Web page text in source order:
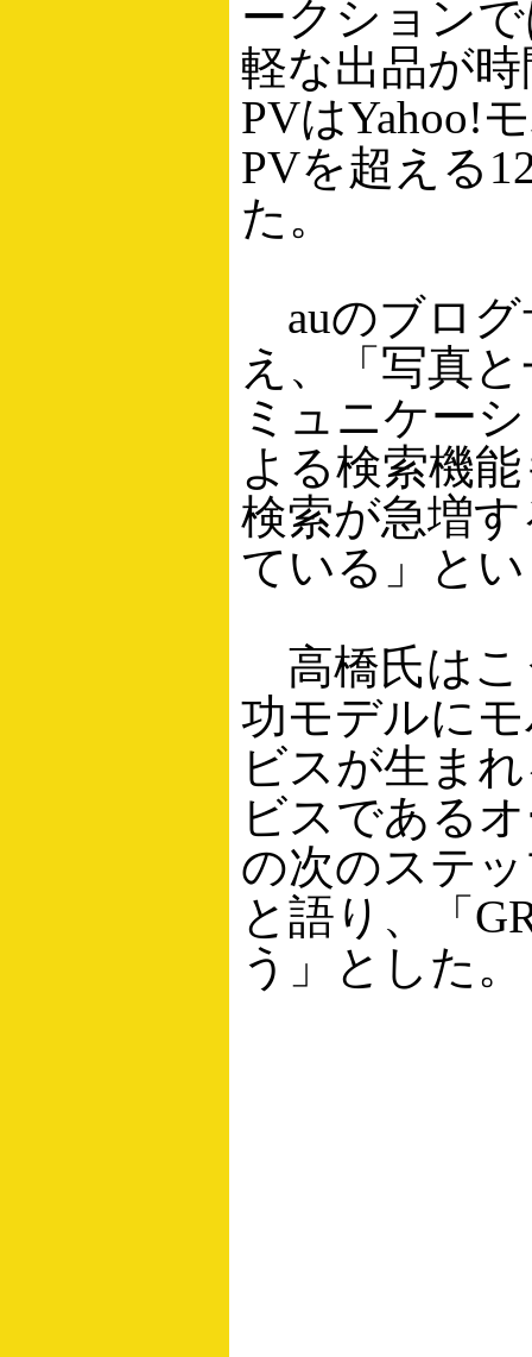
ークション
軽な出品が
PVはYahoo!
PVを超える
た。
auのブログ
え、「写真
ミュニケー
よる検索機
検索が急増
ている」と
高橋氏はこ
功モデルに
ビスが生ま
ビスである
の次のステ
と語り、「
う」とした。